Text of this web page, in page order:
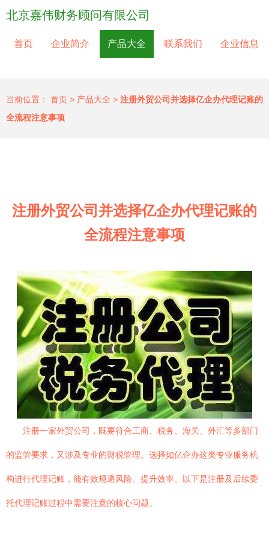
北京嘉伟财务顾问有限公司
首页 企业简介 产品大全 联系我们 企业信息
当前位置： 首页 > 产品大全 > 注册外贸公司并选择亿企办代理记账的
全流程注意事项
注册外贸公司并选择亿企办代理记账的
全流程注意事项
注册一家外贸公司，既要符合工商、税务、海关、外汇等多部门
的监管要求，又涉及专业的财税管理。选择如亿企办这类专业服务机
构进行代理记账，能有效规避风险、提升效率。以下是注册及后续委
托代理记账过程中需要注意的核心问题。